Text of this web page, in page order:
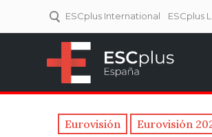
ESCplus International ESCplus
Eurovisión Eurovisión